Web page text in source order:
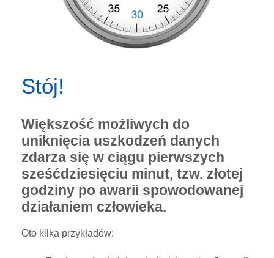
Stój!
Większość możliwych do
uniknięcia uszkodzeń danych
zdarza się w ciągu pierwszych
sześćdziesięciu minut, tzw. złotej
godziny po awarii spowodowanej
działaniem człowieka.
Oto kilka przykładów: